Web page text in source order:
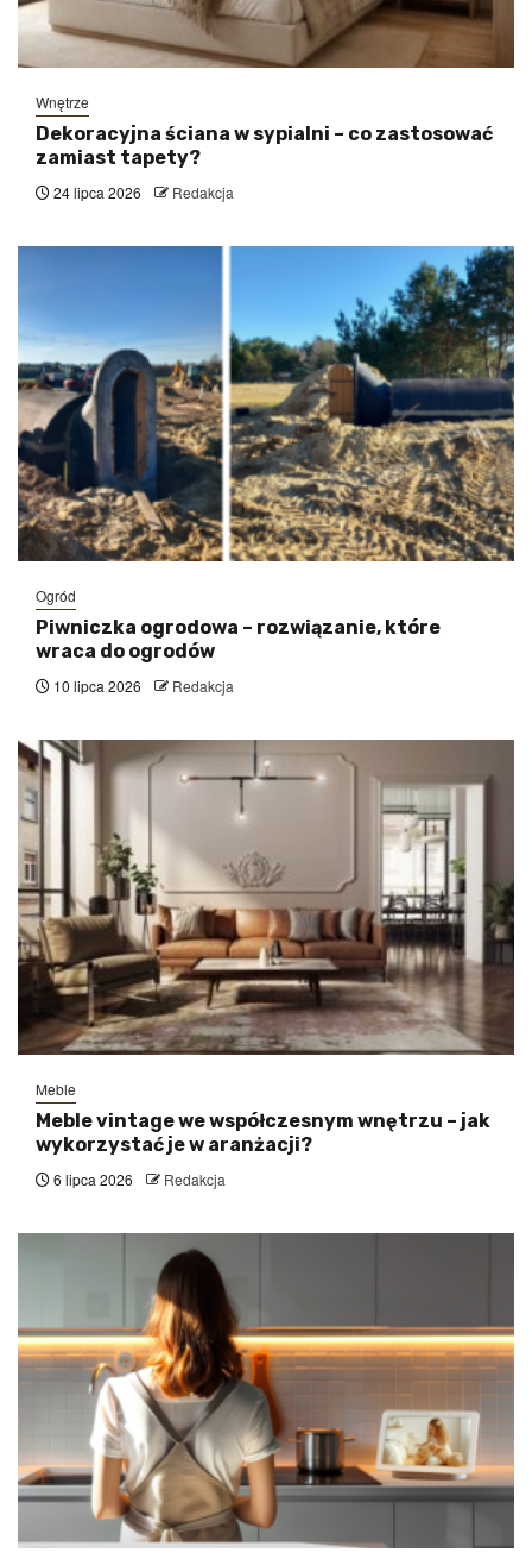
Wnętrze
Dekoracyjna ściana w sypialni – co zastosować
zamiast tapety?
24 lipca 2026 Redakcja
Ogród
Piwniczka ogrodowa – rozwiązanie, które
wraca do ogrodów
10 lipca 2026 Redakcja
Meble
Meble vintage we współczesnym wnętrzu – jak
wykorzystać je w aranżacji?
6 lipca 2026 Redakcja